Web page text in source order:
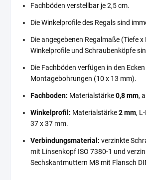
Fachböden verstellbar je 2,5 cm.
Die Winkelprofile des Regals sind
Die angegebenen Regalmaße (Tiefe
Winkelprofile und Schraubenköpfe
Die Fachböden verfügen in den
Montagebohrungen (10 x 13 mm).
Fachboden: Materialstärke0,8 mm,
Winkelprofil: Materialstärke2 mm,
37 x 37 mm.
Verbindungsmaterial: verzinkte
mit Linsenkopf ISO 7380-1 und
Sechskantmuttern M8 mit Flansch